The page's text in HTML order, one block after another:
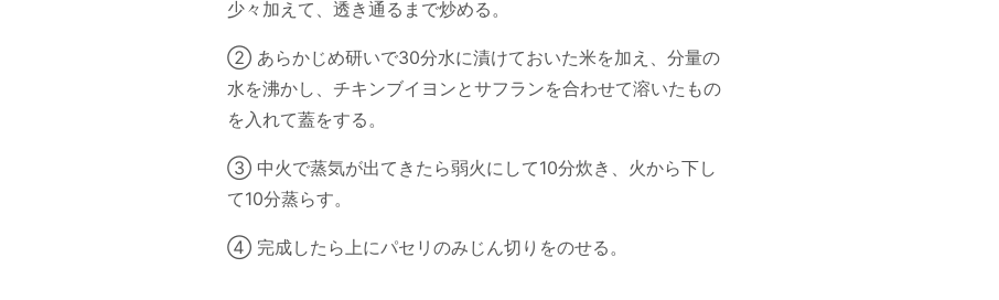
少々加えて、透き通るまで炒める。
② あらかじめ研いで30分水に漬けておいた米を加え、分量の
水を沸かし、チキンブイヨンとサフランを合わせて溶いたもの
を入れて蓋をする。
③ 中火で蒸気が出てきたら弱火にして10分炊き、火から下し
て10分蒸らす。
④ 完成したら上にパセリのみじん切りをのせる。